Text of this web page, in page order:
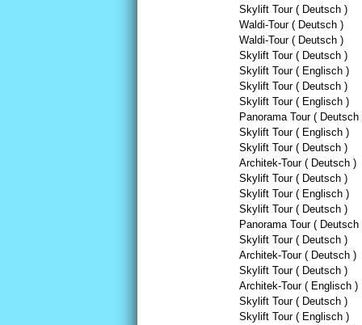
Skylift Tour ( Deutsch )
Waldi-Tour ( Deutsch )
Waldi-Tour ( Deutsch )
Skylift Tour ( Deutsch )
Skylift Tour ( Englisch )
Skylift Tour ( Deutsch )
Skylift Tour ( Englisch )
Panorama Tour ( Deutsch
Skylift Tour ( Englisch )
Skylift Tour ( Deutsch )
Architek-Tour ( Deutsch )
Skylift Tour ( Deutsch )
Skylift Tour ( Englisch )
Skylift Tour ( Deutsch )
Panorama Tour ( Deutsch
Skylift Tour ( Deutsch )
Architek-Tour ( Deutsch )
Skylift Tour ( Deutsch )
Architek-Tour ( Englisch )
Skylift Tour ( Deutsch )
Skylift Tour ( Englisch )